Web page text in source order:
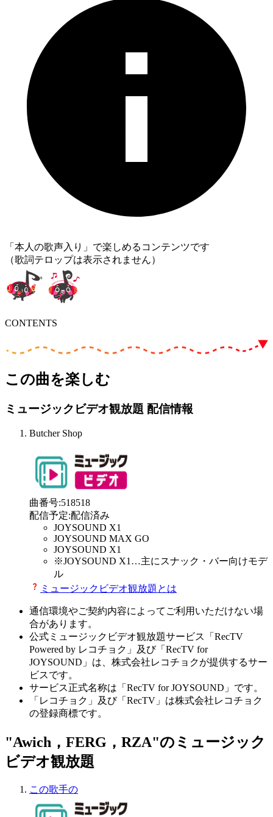
「本人の歌声入り」で楽しめるコンテンツです
（歌詞テロップは表示されません）
CONTENTS
この曲を楽しむ
ミュージックビデオ観放題 配信情報
Butcher Shop
曲番号:518518
配信予定:配信済み
JOYSOUND X1
JOYSOUND MAX GO
JOYSOUND X1
※JOYSOUND X1 …主にスナック・バー向けモデ
ル
ミュージックビデオ観放題とは
通信環境やご契約内容によってご利用いただけない場
合があります。
公式ミュージックビデオ観放題サービス「RecTV
Powered by レコチョク」及び「RecTV for
JOYSOUND」は、株式会社レコチョクが提供するサー
ビスです。
サービス正式名称は「RecTV for JOYSOUND」です。
「レコチョク」及び「RecTV」は株式会社レコチョク
の登録商標です。
"Awich，FERG，RZA"のミュージック
ビデオ観放題
この歌手の